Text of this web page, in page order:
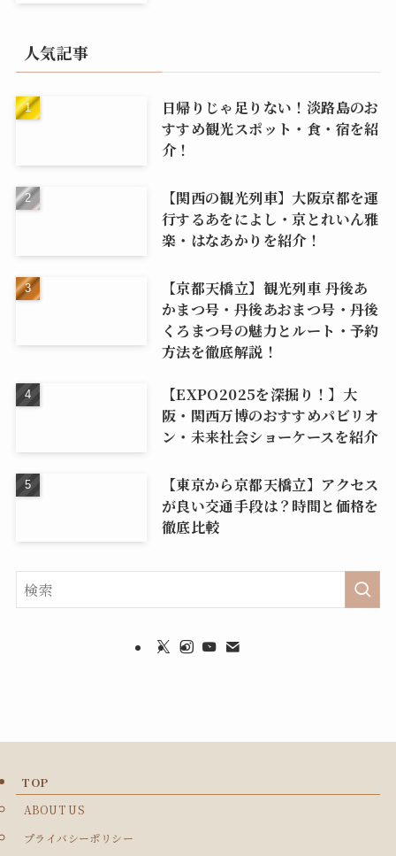
人気記事
日帰りじゃ足りない！淡路島のお
すすめ観光スポット・食・宿を紹
介！
【関西の観光列車】大阪京都を運
行するあをによし・京とれいん雅
楽・はなあかりを紹介！
【京都天橋立】観光列車 丹後あ
かまつ号・丹後あおまつ号・丹後
くろまつ号の魅力とルート・予約
方法を徹底解説！
【EXPO2025を深掘り！】大
阪・関西万博のおすすめパビリオ
ン・未来社会ショーケースを紹介
【東京から京都天橋立】アクセス
が良い交通手段は？時間と価格を
徹底比較
TOP
ABOUT US
プライバシーポリシー